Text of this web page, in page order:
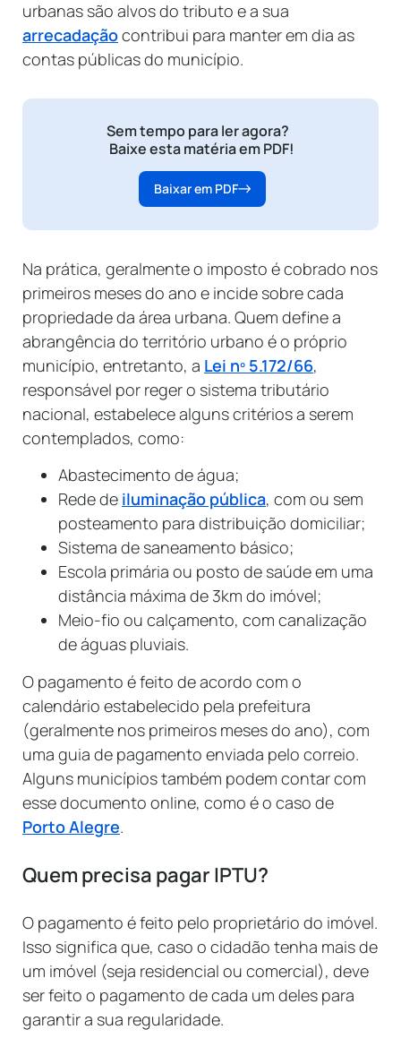
urbanas são alvos do tributo e a sua
arrecadaçãocontribui para manter em dia as
contas públicas do município.
Sem tempo para ler agora?
Baixe esta matéria em PDF!
Baixar em PDF
Na prática, geralmente o imposto é cobrado nos
primeiros meses do ano e incide sobre cada
propriedade da área urbana. Quem define a
abrangência do território urbano é o próprio
município, entretanto, a Lei nº 5.172/66,
responsável por reger o sistema tributário
nacional, estabelece alguns critérios a serem
contemplados, como:
Abastecimento de água;
Rede de iluminação pública, com ou sem
posteamento para distribuição domiciliar;
Sistema de saneamento básico;
Escola primária ou posto de saúde em uma
distância máxima de 3km do imóvel;
Meio-fio ou calçamento, com canalização
de águas pluviais.
O pagamento é feito de acordo com o
calendário estabelecido pela prefeitura
(geralmente nos primeiros meses do ano), com
uma guia de pagamento enviada pelo correio.
Alguns municípios também podem contar com
esse documento online, como é o caso de
Porto Alegre.
Quem precisa pagar IPTU?
O pagamento é feito pelo proprietário do imóvel.
Isso significa que, caso o cidadão tenha mais de
um imóvel (seja residencial ou comercial), deve
ser feito o pagamento de cada um deles para
garantir a sua regularidade.